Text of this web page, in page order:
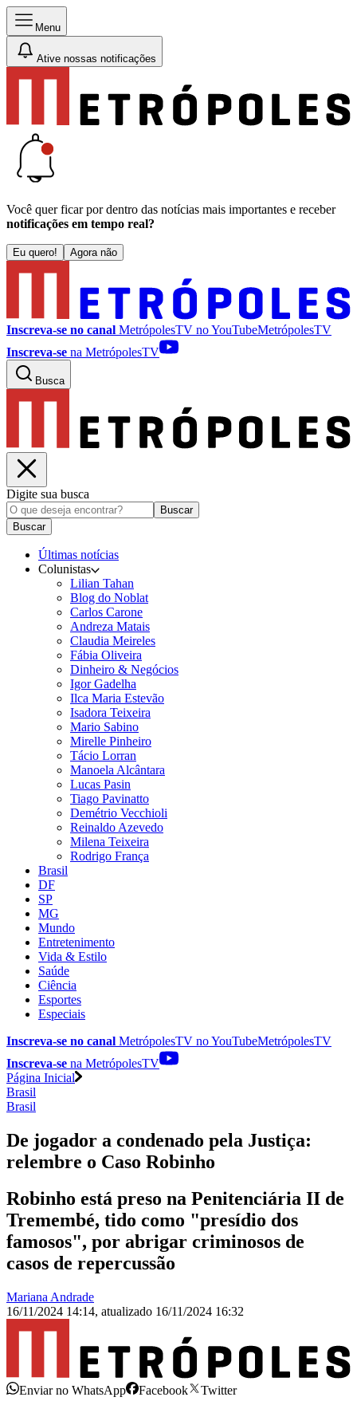
Menu
Ative nossas notificações
Você quer ficar por dentro das notícias mais importantes e receber
notificações em tempo real?
Eu quero! Agora não
Inscreva-se no canal MetrópolesTV noYouTubeMetrópolesTV
Inscreva-se na MetrópolesTV
Busca
Digite sua busca
Buscar
Buscar
Últimas notícias
Colunistas
Lilian Tahan
Blog do Noblat
Carlos Carone
Andreza Matais
Claudia Meireles
Fábia Oliveira
Dinheiro & Negócios
Igor Gadelha
Ilca Maria Estevão
Isadora Teixeira
Mario Sabino
Mirelle Pinheiro
Tácio Lorran
Manoela Alcântara
Lucas Pasin
Tiago Pavinatto
Demétrio Vecchioli
Reinaldo Azevedo
Milena Teixeira
Rodrigo França
Brasil
DF
SP
MG
Mundo
Entretenimento
Vida & Estilo
Saúde
Ciência
Esportes
Especiais
Inscreva-se no canal MetrópolesTV noYouTubeMetrópolesTV
Inscreva-se na MetrópolesTV
Página Inicial
Brasil
Brasil
De jogador a condenado pela Justiça:
relembre o Caso Robinho
Robinho está preso na Penitenciária II de
Tremembé, tido como "presídio dos
famosos", por abrigar criminosos de
casos de repercussão
Mariana Andrade
16/11/2024 14:14, atualizado 16/11/2024 16:32
Enviar no WhatsApp Facebook
Twitter